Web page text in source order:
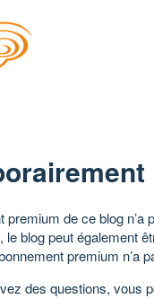
premium de ce blog
blog peut également
premium n’a
des questions, vous